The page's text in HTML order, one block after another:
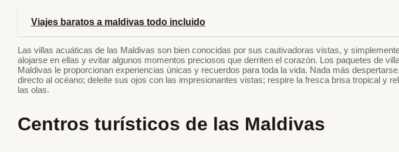
Viajes baratos a maldivas todo incluido
Las villas acuáticas de las Maldivas son bien conocidas por sus cautivadoras vistas, y
alojarse en ellas y evitar algunos momentos preciosos que derriten el corazón. Los paquetes de
Maldivas le proporcionan experiencias únicas y recuerdos para toda la vida. Nada más
directo al océano; deleite sus ojos con las impresionantes vistas; respire la fresca brisa tropical y
las olas.
Centros turísticos de las Maldivas